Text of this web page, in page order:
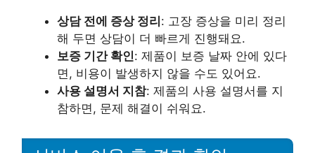
상담 전에 증상 정리 : 고장 증상을 미리 정리
해 두면 상담이 더 빠르게 진행돼요.
보증 기간 확인: 제품이 보증 날짜 안에 있다
면, 비용이 발생하지 않을 수도 있어요.
사용 설명서 지참: 제품의 사용 설명서를 지
참하면, 문제 해결이 쉬워요.